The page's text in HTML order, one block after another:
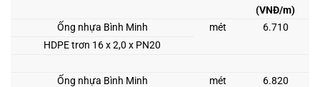
(VNĐ/m)
Ống nhựa Bình Minh
mét
6.710
HDPE trơn 16 x 2,0 x PN20
Ống nhựa Bình Minh mét
6.820